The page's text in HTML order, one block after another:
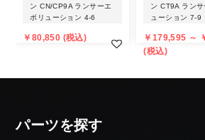
があることはご了承ください。
は個人宅直送・営業所止めが
・発送先に、塗装・取付店等
・メーカーによっては、配送
業者でなければ、配送出来な
ン CN/CP9A ランサーエ
ボリューション 4-6
￥80,850 (税込)
ン CT9A ランサ
ューション 7-9
￥179,595 ～
(税込)
パーツを探す